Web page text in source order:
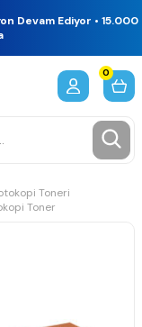
Devam Ediyor • 15.000
0
Toneri
Toner